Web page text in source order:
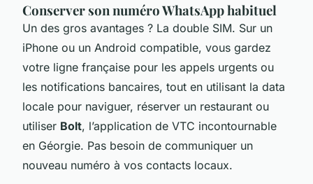
Conserver son numéro WhatsApp habituel
Un des gros avantages ? La double SIM. Sur un
iPhone ou un Android compatible, vous gardez
votre ligne française pour les appels urgents ou
les notifications bancaires, tout en utilisant la data
locale pour naviguer, réserver un restaurant ou
utiliser Bolt, l’application de VTC incontournable
en Géorgie. Pas besoin de communiquer un
nouveau numéro à vos contacts locaux.